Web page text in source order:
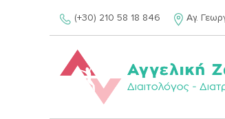
(+30) 210 58 18 846 Αγ.